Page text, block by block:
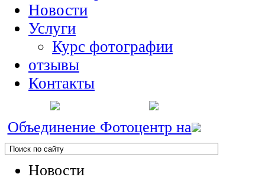
Новости
Услуги
Курс фотографии
отзывы
Контакты
Объединение Фотоцентр на
Новости